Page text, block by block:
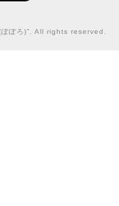
ぽろ)”. All rights reserved.